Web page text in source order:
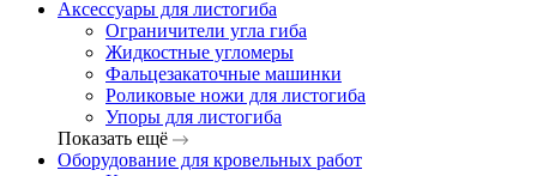
Аксессуары для листогиба
Ограничители угла гиба
Жидкостные угломеры
Фальцезакаточные машинки
Роликовые ножи для листогиба
Упоры для листогиба
Показать ещё
Оборудование для кровельных работ